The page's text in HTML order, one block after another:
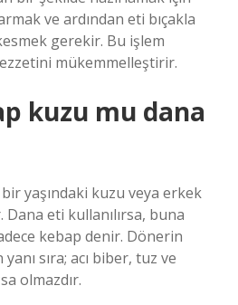
ve ardından eti bıçakla
gerekir. Bu işlem
lezzetini mükemmelleştirir.
kuzu mu dana
bir yaşındaki kuzu veya erkek
Dana eti kullanılırsa, buna
kebap denir. Dönerin
sıra; acı biber, tuz ve
olmazdır.